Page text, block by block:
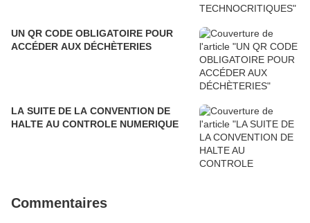
UN QR CODE OBLIGATOIRE POUR
ACCÉDER AUX DÉCHÈTERIES
LA SUITE DE LA CONVENTION DE
HALTE AU CONTROLE NUMERIQUE
Commentaires